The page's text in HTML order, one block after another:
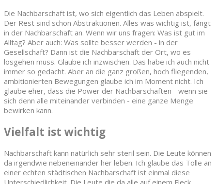
Die Nachbarschaft ist, wo sich eigentlich das Leben abspielt.
Der Rest sind schon Abstraktionen. Alles was wichtig ist, fängt
in der Nachbarschaft an. Wenn wir uns fragen: Was ist gut im
Alltag? Aber auch: Was sollte besser werden - in der
Gesellschaft? Dann ist die Nachbarschaft der Ort, wo es
losgehen muss. Glaube ich inzwischen. Das habe ich auch nicht
immer so gedacht. Aber an die ganz großen, hoch fliegenden,
ambitionierten Bewegungen glaube ich im Moment nicht. Ich
glaube eher, dass die Power der Nachbarschaften - wenn sie
sich denn alle miteinander verbinden - eine ganze Menge
bewirken kann.
Vielfalt ist wichtig
Nachbarschaft kann natürlich sehr steril sein. Die Leute können
da irgendwie nebeneinander her leben. Ich glaube das Tolle an
einer echten städtischen Nachbarschaft ist einmal diese